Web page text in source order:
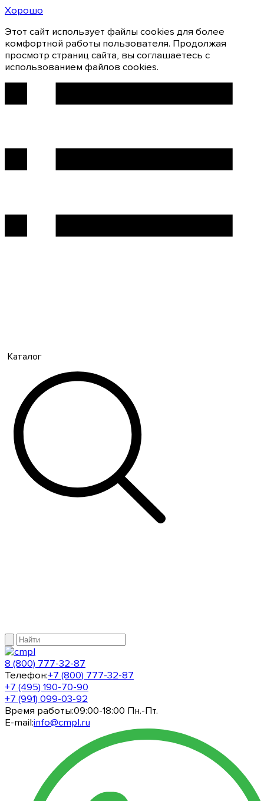
Хорошо
Этот сайт использует файлы cookies для более
комфортной работы пользователя. Продолжая
просмотр страниц сайта, вы соглашаетесь с
использованием файлов cookies.
Каталог
8 (800) 777-32-87
Телефон:+7 (800) 777-32-87
+7 (495) 190-70-90
+7 (991) 099-03-92
Время работы:09:00-18:00 Пн.-Пт.
E-mail:info@cmpl.ru